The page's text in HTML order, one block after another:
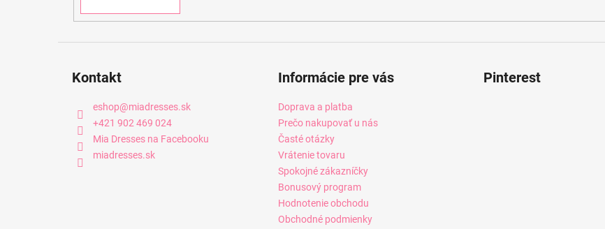
Kontakt
eshop@miadresses.sk
+421 902 469 024
Mia Dresses na Facebooku
miadresses.sk
Informácie pre vás
Doprava a platba
Prečo nakupovať u nás
Časté otázky
Vrátenie tovaru
Spokojné zákazníčky
Bonusový program
Hodnotenie obchodu
Obchodné podmienky
Pinterest